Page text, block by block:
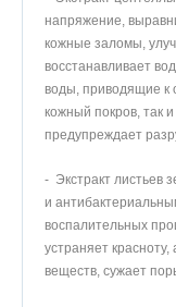
напряжение,
кожные заломы,
восстанавливает
воды, приводящие к
кожный покров, так
предупреждает
- Экстракт листьев
и
воспалительных
устраняет
веществ, сужает